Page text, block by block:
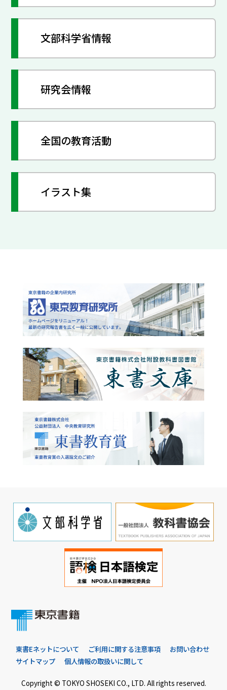
文部科学省情報
研究会情報
全国の教育活動
イラスト集
東書Eネットについて ご利用に関する注意事項
お問い合わせ
サイトマップ
個人情報の取扱いに関して
Copyright © TOKYO SHOSEKI CO., LTD. All rights reserved.